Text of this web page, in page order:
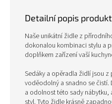
Detailní popis
Naše unikátní židle z
dokonalou kombinaci stylu a
doplňkem zařízení vaší
Sedáky a opěradla židlí jsou
voděodolný a snadno se čistí.
a odolnost této sady nábytku,